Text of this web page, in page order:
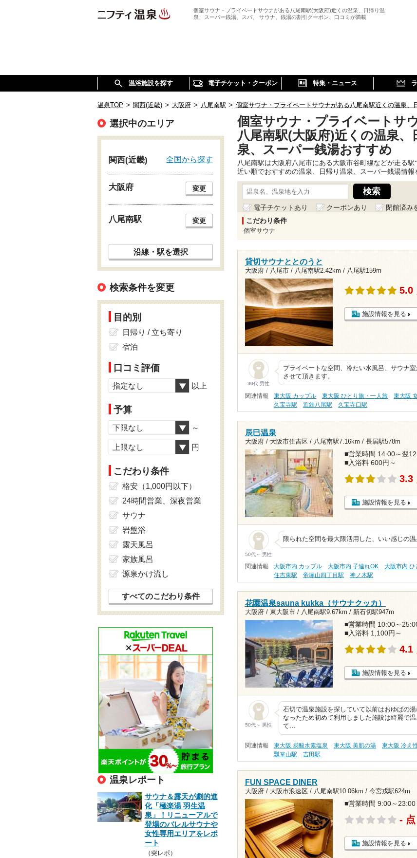
個室サウナ・プライベートサウナがある八尾南駅(大阪府)近くの温泉、日帰り温
泉、スーパー銭湯、スパ、 サウナ、銭湯の割引クーポン、口コミが満載
温浴施設を探す 電子チケット・クーポン 特集・ニュース
温泉TOP > 関西(近畿) > 大阪府 > 八尾南駅 > 個室サウナ・プライベートサウナがある八尾南駅近くの温泉、
個室サウナ・プライベートサ
八尾南駅(大阪府)近くの温泉、
泉、スーパー銭湯おすすめ
八尾南駅は大阪府八尾市にある大阪市谷町線などが走る
近い順でおすすめの温泉、日帰り温泉、スーパー銭湯情報
電子チケットあり クーポンあり
閉館済み
こだわり条件
個室サウナ
貸切サウナととのうと
大阪府 / 八尾市 / 八尾南駅2.42km / 八尾駅159m
5.0
施設情報を見る
30代 男性
プライベートな空間、冷たい水風呂、サウナ
させて頂きます。
関連情報 東大阪 カップル 東大阪 ひとり旅・一人旅 東大阪
久宝寺駅
近鉄八尾駅 久宝寺口駅
辰巳温泉
大阪府 / 大阪市住吉区 / 八尾南駅7.16km / 長居駅578m
■営業時間 14:00～翌
■入浴料 600円～
3.3
施設情報を見る
50代～ 男性
限られた空間を最大限活用した、いい感じの温
関連情報 大阪市内 カップル 大阪市内 子連れOK 大阪市内 ひ
住吉東駅
帝塚山四丁目駅 神ノ木駅
花園温泉sauna kukka（サウナクッカ）
大阪府 / 東大阪市 / 八尾南駅9.67km / 新石切駅947m
■営業時間 10:00～
■入浴料 1,100円～
4.1
施設情報を見る
50代～ 男性
石切で温泉施設を探していて以前はおゆばの
なったため初めて利用しました施設は綺麗で
て…
関連情報 東大阪 炭酸水素塩泉 東大阪 美肌の湯 東大阪 冷え
瓢箪山駅
吉田駅
FUN SPACE DINER
大阪府 / 大阪市浪速区 / 八尾南駅10.06km / 今宮戎駅624m
■営業時間 9:00～23:00
- 点
施設情報を見る
選択中のエリア
関西(近畿) 全国から探す
大阪府 変更
八尾南駅 変更
沿線・駅を選択
検索条件を変更
目的別
日帰り / 立ち寄り
宿泊
口コミ評価
指定なし 以上
予算
下限なし ～
上限なし 円
こだわり条件
格安（1,000円以下）
24時間営業、深夜営業
サウナ
岩盤浴
露天風呂
家族風呂
源泉かけ流し
すべてのこだわり条件
温泉レポート
サウナ＆露天が劇的進
化「極楽湯 羽生温
泉」！リニューアルで
登場のバレルサウナや
女性専用エリアをレポ
ート
（突レポ）